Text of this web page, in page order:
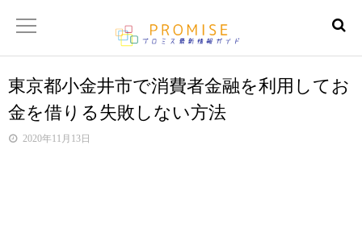
返済金額シュミレーター
【サイトマップ】
東京都小金井市で消費者金融を利用してお
金を借りる失敗しない方法
2020年11月13日